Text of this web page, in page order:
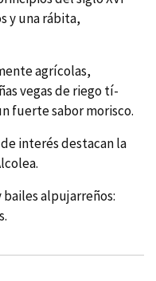
y una rábita,
agrí­colas,
vegas de riego tí­
fuerte sabor morisco.
interés destacan la
bailes alpujarreños: